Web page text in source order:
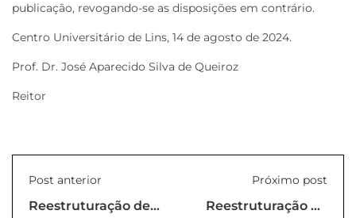
publicação, revogando-se as disposições em contrário.
Centro Universitário de Lins, 14 de agosto de 2024.
Prof. Dr. José Aparecido Silva de Queiroz
Reitor
Post anterior
Reestruturação de
Próximo post
Reestruturação de